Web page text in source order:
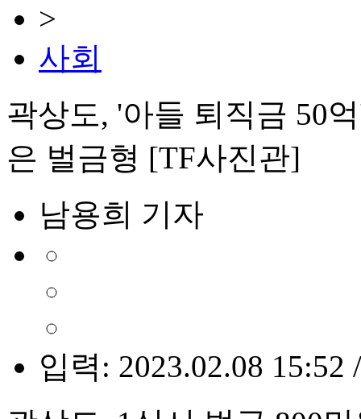
>
사회
곽상도, '아들 퇴직금 50
은 벌금형 [TF사진관]
남용희 기자
입력: 2023.02.08 15:52